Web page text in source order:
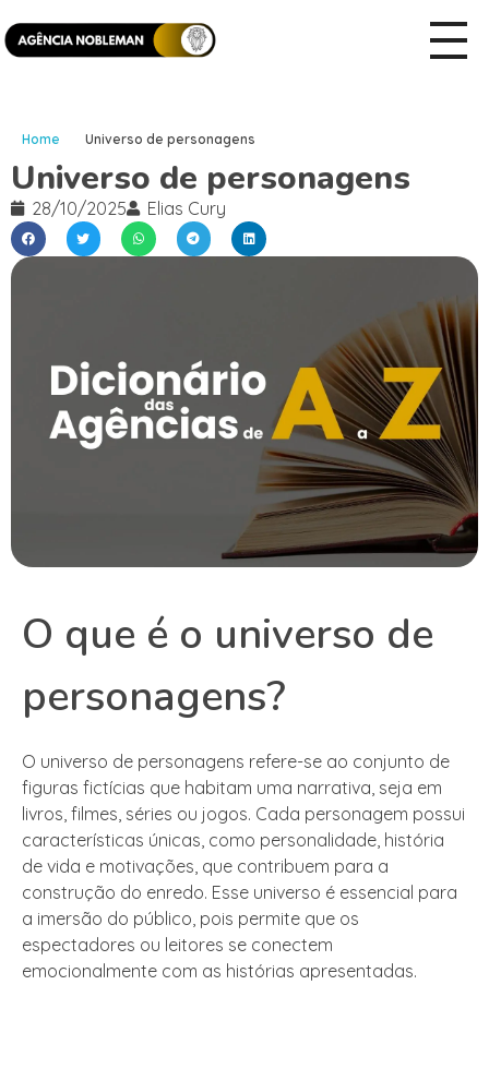
Home Universo de personagens
Universo de personagens
28/10/2025 Elias Cury
O que é o universo de
personagens?
O universo de personagens refere-se ao conjunto de
figuras fictícias que habitam uma narrativa, seja em
livros, filmes, séries ou jogos. Cada personagem possui
características únicas, como personalidade, história
de vida e motivações, que contribuem para a
construção do enredo. Esse universo é essencial para
a imersão do público, pois permite que os
espectadores ou leitores se conectem
emocionalmente com as histórias apresentadas.